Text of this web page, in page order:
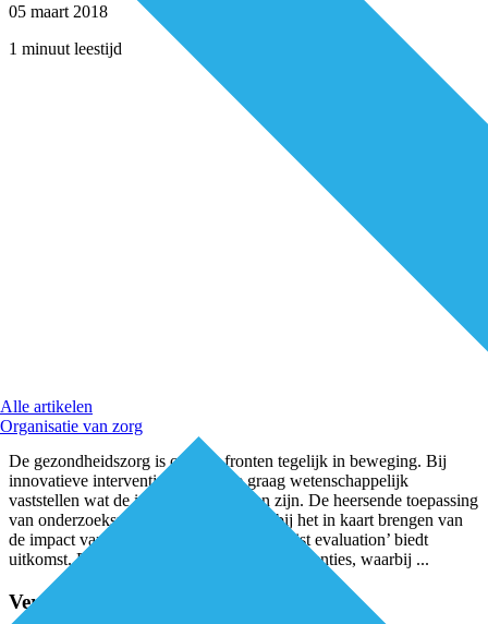
Alle artikelen
Organisatie van zorg
05 maart 2018
1 minuut leestijd
De gezondheidszorg is op vele fronten tegelijk in beweging. Bij
innovatieve interventies willen we graag wetenschappelijk
vaststellen wat de impact en resultaten zijn. De heersende toepassing
van onderzoeksmethoden schiet tekort bij het in kaart brengen van
de impact van complexe innovaties. ‘Realist evaluation’ biedt
uitkomst. Bij evaluaties van complexe interventies, waarbij ...
Verder lezen?